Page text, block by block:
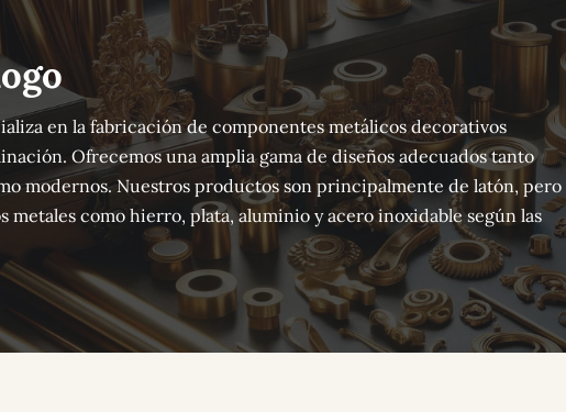
en la fabricación de componentes metálicos decorativos
Ofrecemos una amplia gama de diseños adecuados tanto
modernos. Nuestros productos son principalmente de latón, pero
metales como hierro, plata, aluminio y acero inoxidable según las